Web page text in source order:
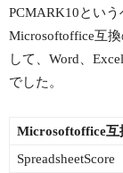
PCMARK10という
Microsoftoffice互
して、Word、
でした。
Microsoftoffice互
SpreadsheetScore